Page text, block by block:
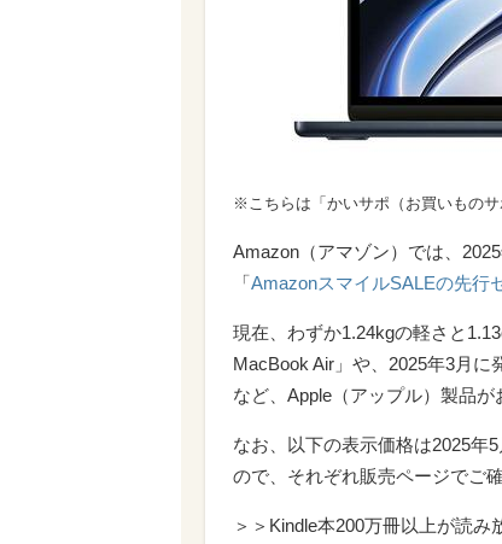
※こちらは「かいサポ（お買いものサ
Amazon（アマゾン）では、
「AmazonスマイルSALEの先行
現在、わずか1.24kgの軽さと
MacBook Air」や、2025年3月に
など、Apple（アップル）製品が
なお、以下の表示価格は2025年
ので、それぞれ販売ページでご
＞＞Kindle本200万冊以上が読み